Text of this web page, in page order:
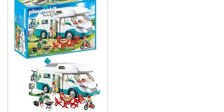
Detaljer:
Antal delar: 53
Ålder: från 4 år
Varumärke